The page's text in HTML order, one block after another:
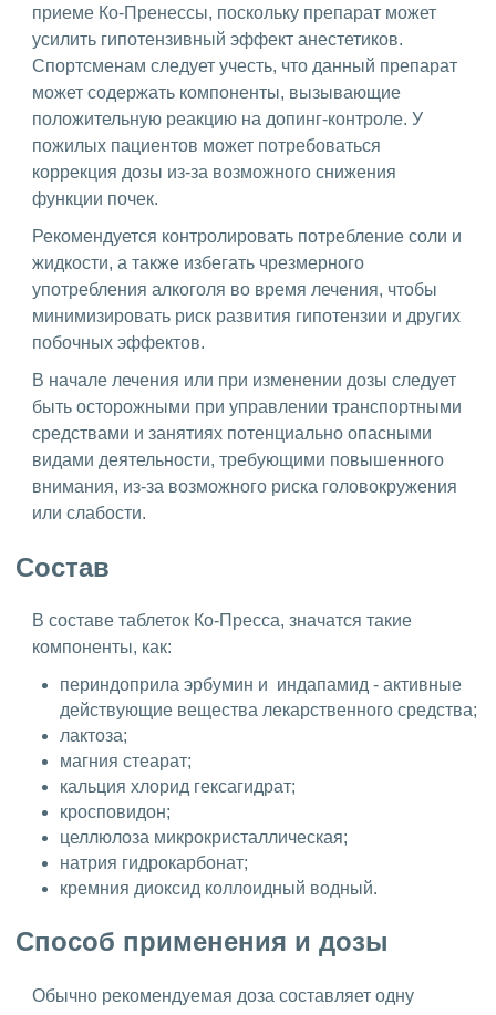
приеме Ко-Пренессы, поскольку препарат может
усилить гипотензивный эффект анестетиков.
Спортсменам следует учесть, что данный препарат
может содержать компоненты, вызывающие
положительную реакцию на допинг-контроле. У
пожилых пациентов может потребоваться
коррекция дозы из-за возможного снижения
функции почек.
Рекомендуется контролировать потребление соли и
жидкости, а также избегать чрезмерного
употребления алкоголя во время лечения, чтобы
минимизировать риск развития гипотензии и других
побочных эффектов.
В начале лечения или при изменении дозы следует
быть осторожными при управлении транспортными
средствами и занятиях потенциально опасными
видами деятельности, требующими повышенного
внимания, из-за возможного риска головокружения
или слабости.
Состав
В составе таблеток Ко-Пресса, значатся такие
компоненты, как:
периндоприла эрбумин и индапамид - активные
действующие вещества лекарственного средства;
лактоза;
магния стеарат;
кальция хлорид гексагидрат;
кросповидон;
целлюлоза микрокристаллическая;
натрия гидрокарбонат;
кремния диоксид коллоидный водный.
Способ применения и дозы
Обычно рекомендуемая доза составляет одну